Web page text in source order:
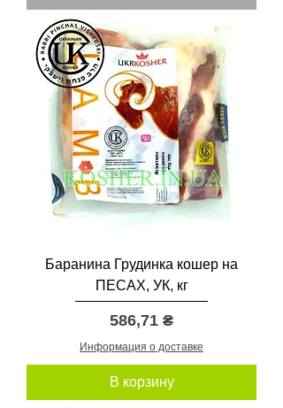
₴
з
а
2
0
0
Г
р
а
м
м
ы
Баранина Грудинка кошер на
ПЕСАХ, УК, кг
Цена
586,71 ₴
Информация о доставке
В корзину